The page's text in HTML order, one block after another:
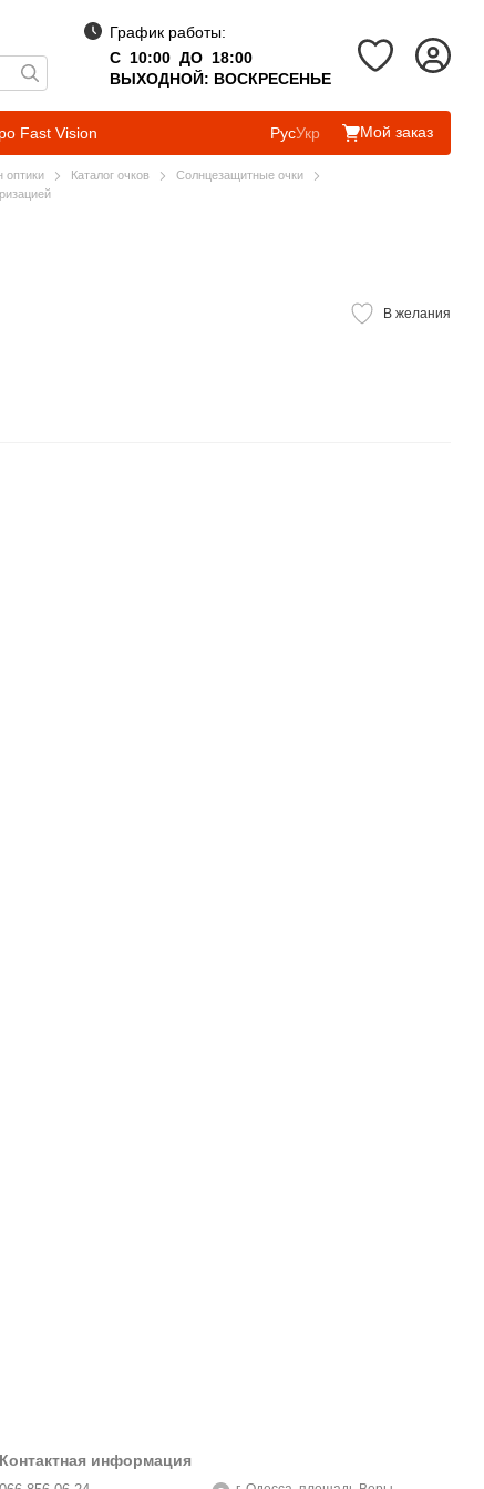
График работы:
С 10:00 ДО 18:00
ВЫХОДНОЙ: ВОСКРЕСЕНЬЕ
Fast Vision
РусУкр Мой заказ
оптики Каталог очков
Солнцезащитные очки
В желания
Контактная информация